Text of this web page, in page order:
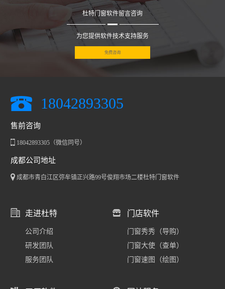
杜特门窗软件留言咨询
为您提供软件技术支持服务
免费咨询
18042893305
售前咨询
18042893305（微信同号）
成都公司地址
成都市青白江区弥牟镇正兴路99号俊翔市场二楼杜特门窗软件
走进杜特
公司介绍
研发团队
服务团队
门店软件
门窗秀秀（导购）
门窗大使（查单）
门窗速图（绘图）